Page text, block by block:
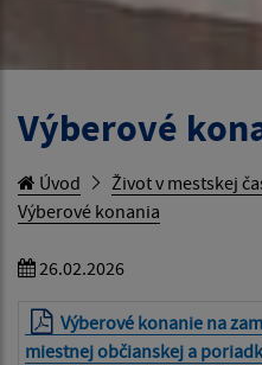
Výberové
Úvod Život v mestskej
Výberové konania
26.02.2026
Výberové konanie na
miestnej občianskej a